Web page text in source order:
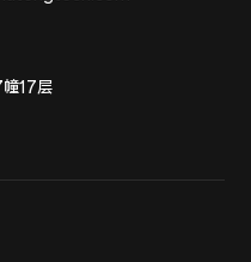
17层